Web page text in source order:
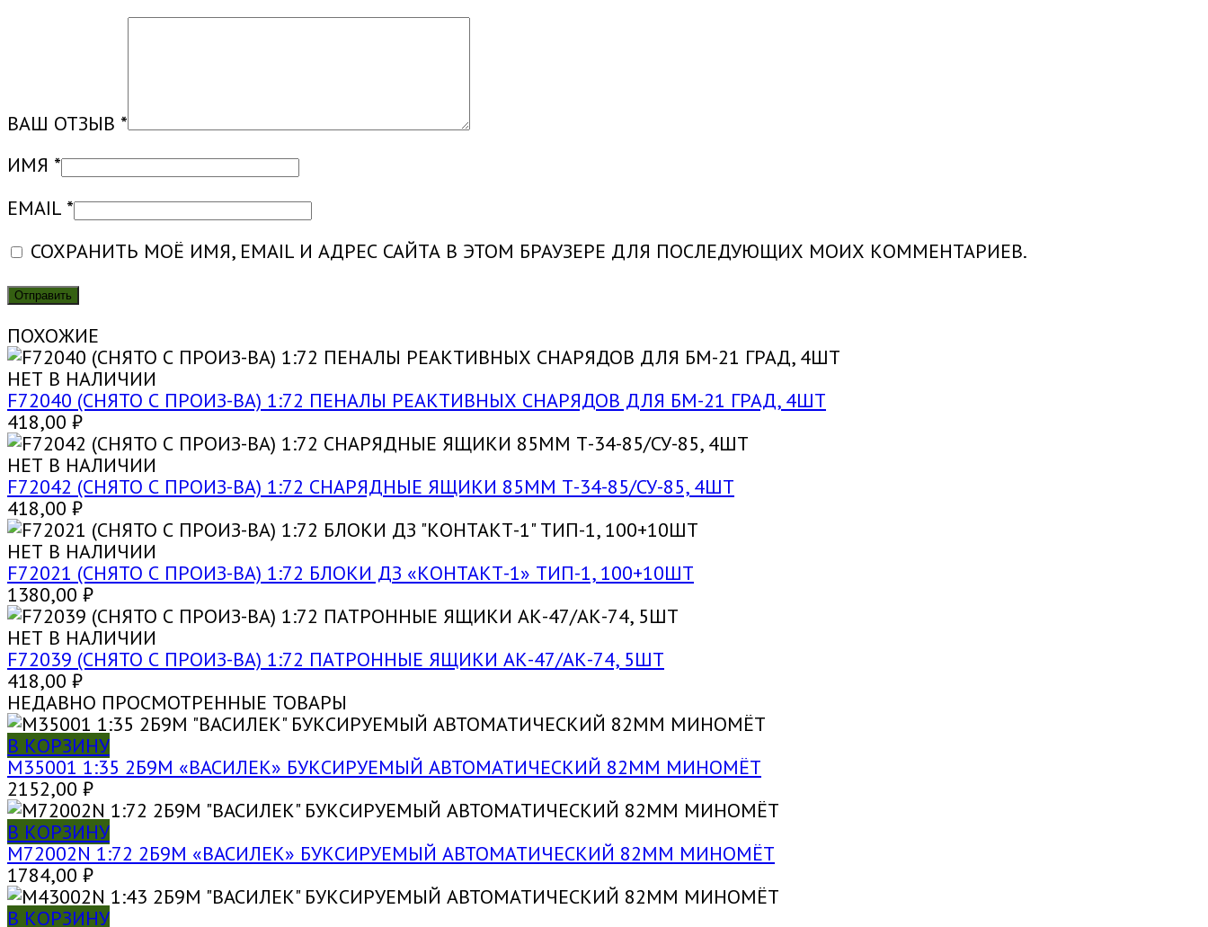
ВАШ ОТЗЫВ *
ИМЯ *
EMAIL *
СОХРАНИТЬ МОЁ ИМЯ, EMAIL И АДРЕС САЙТА В ЭТОМ БРАУЗЕРЕ ДЛЯ ПОСЛЕДУЮЩИХ МОИХ КОММЕНТАРИЕВ.
ПОХОЖИЕ
НЕТ В НАЛИЧИИ
F72040 (СНЯТО С ПРОИЗ-ВА) 1:72 ПЕНАЛЫ РЕАКТИВНЫХ СНАРЯДОВ ДЛЯ БМ-21 ГРАД, 4ШТ
418,00 ₽
НЕТ В НАЛИЧИИ
F72042 (СНЯТО С ПРОИЗ-ВА) 1:72 СНАРЯДНЫЕ ЯЩИКИ 85ММ Т-34-85/СУ-85, 4ШТ
418,00 ₽
НЕТ В НАЛИЧИИ
F72021 (СНЯТО С ПРОИЗ-ВА) 1:72 БЛОКИ ДЗ «КОНТАКТ-1» ТИП-1, 100+10ШТ
1380,00 ₽
НЕТ В НАЛИЧИИ
F72039 (СНЯТО С ПРОИЗ-ВА) 1:72 ПАТРОННЫЕ ЯЩИКИ АК-47/АК-74, 5ШТ
418,00 ₽
НЕДАВНО ПРОСМОТРЕННЫЕ ТОВАРЫ
В КОРЗИНУ
M35001 1:35 2Б9М «ВАСИЛЕК» БУКСИРУЕМЫЙ АВТОМАТИЧЕСКИЙ 82ММ МИНОМЁТ
2152,00 ₽
В КОРЗИНУ
M72002N 1:72 2Б9М «ВАСИЛЕК» БУКСИРУЕМЫЙ АВТОМАТИЧЕСКИЙ 82ММ МИНОМЁТ
1784,00 ₽
В КОРЗИНУ